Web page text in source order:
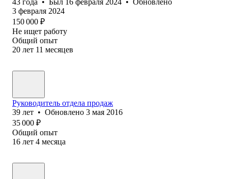
3 февраля 2024
150 000 ₽
Не ищет работу
Общий опыт
20 лет 11 месяцев
Руководитель отдела продаж
39 лет • Обновлено 3 мая 2016
35 000 ₽
Общий опыт
16 лет 4 месяца